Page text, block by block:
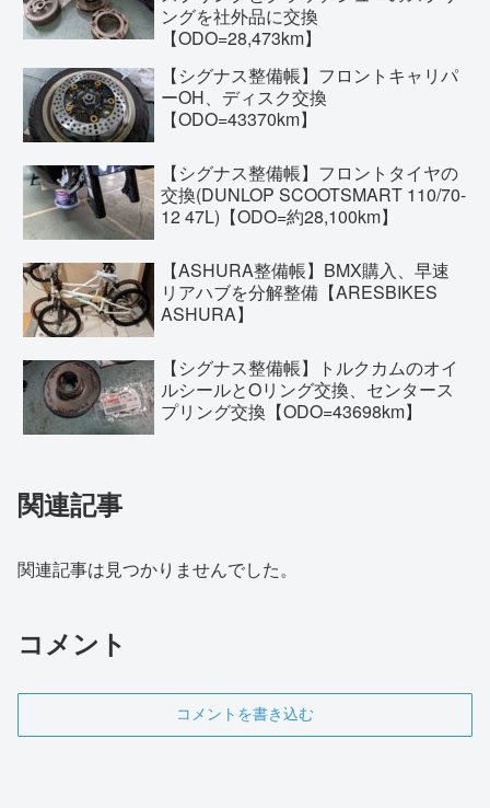
ングを社外品に交換
【ODO=28,473km】
【シグナス整備帳】フロントキャリパ
ーOH、ディスク交換
【ODO=43370km】
【シグナス整備帳】フロントタイヤの
交換(DUNLOP SCOOTSMART 110/70-
12 47L)【ODO=約28,100km】
【ASHURA整備帳】BMX購入、早速
リアハブを分解整備【ARESBIKES
ASHURA】
【シグナス整備帳】トルクカムのオイ
ルシールとOリング交換、センタース
プリング交換【ODO=43698km】
関連記事
関連記事は見つかりませんでした。
コメント
コメントを書き込む